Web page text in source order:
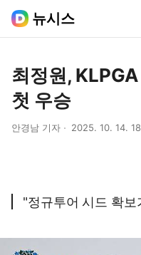
뉴시스
최정원,
첫 우승
안경남 기자 2025. 10. 14.
"정규투어 시드 확